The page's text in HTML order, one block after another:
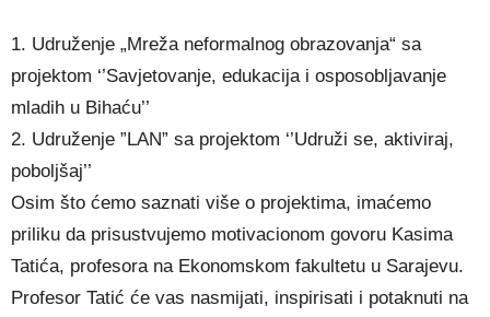
1. Udruženje „Mreža neformalnog obrazovanja“ sa
projektom ‘’Savjetovanje, edukacija i osposobljavanje
mladih u Bihaću’’
2. Udruženje ”LAN” sa projektom ‘’Udruži se, aktiviraj,
poboljšaj’’
Osim što ćemo saznati više o projektima, imaćemo
priliku da prisustvujemo motivacionom govoru Kasima
Tatića, profesora na Ekonomskom fakultetu u Sarajevu.
Profesor Tatić će vas nasmijati, inspirisati i potaknuti na